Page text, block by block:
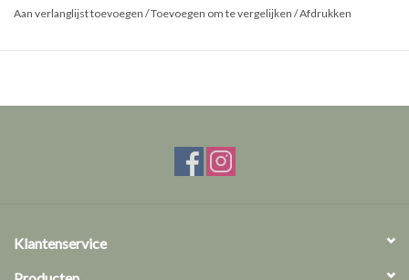
Aan verlanglijst toevoegen /Toevoegen om te vergelijken /Afdrukken
Klantenservice